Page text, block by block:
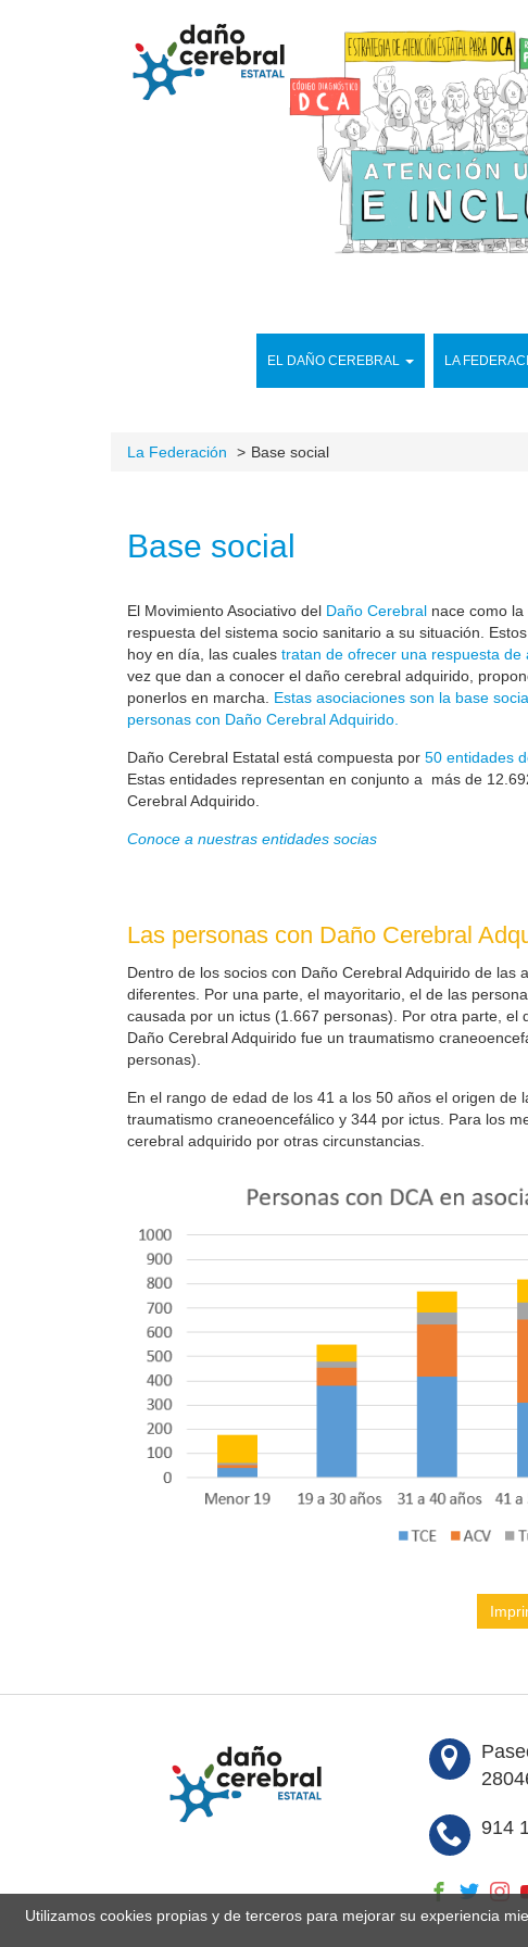
EL DAÑO CEREBRAL LA
La Federación Base social
Base social
El Movimiento Asociativo del Daño Cerebral nace como
respuesta del sistema socio sanitario a su situación.
hoy en día, las cuales tratan de ofrecer una respuesta de
vez que dan a conocer el daño cerebral adquirido,
ponerlos en marcha. Estas asociaciones son la base
personas con Daño Cerebral Adquirido.
Daño Cerebral Estatal está compuesta por 50 entidades
Estas entidades representan en conjunto a más de
Cerebral Adquirido.
Conoce a nuestras entidades socias
Las personas con Daño Cerebral
Dentro de los socios con Daño Cerebral Adquirido de las
diferentes. Por una parte, el mayoritario, el de las
causada por un ictus (1.667 personas). Por otra parte,
Daño Cerebral Adquirido fue un traumatismo
personas).
En el rango de edad de los 41 a los 50 años el origen de
traumatismo craneoencefálico y 344 por ictus. Para los
cerebral adquirido por otras circunstancias.
914
Utilizamos cookies propias y de terceros para mejorar su experiencia